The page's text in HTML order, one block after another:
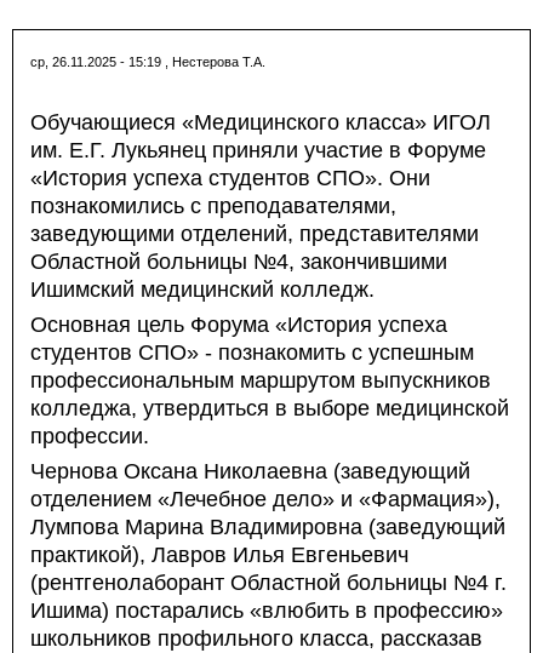
ср, 26.11.2025 - 15:19 , Нестерова Т.А.
Обучающиеся «Медицинского класса» ИГОЛ
им. Е.Г. Лукьянец приняли участие в Форуме
«История успеха студентов СПО». Они
познакомились с преподавателями,
заведующими отделений, представителями
Областной больницы №4, закончившими
Ишимский медицинский колледж.
Основная цель Форума «История успеха
студентов СПО» - познакомить с успешным
профессиональным маршрутом выпускников
колледжа, утвердиться в выборе медицинской
профессии.
Чернова Оксана Николаевна (заведующий
отделением «Лечебное дело» и «Фармация»),
Лумпова Марина Владимировна (заведующий
практикой), Лавров Илья Евгеньевич
(рентгенолаборант Областной больницы №4 г.
Ишима) постарались «влюбить в профессию»
школьников профильного класса, рассказав